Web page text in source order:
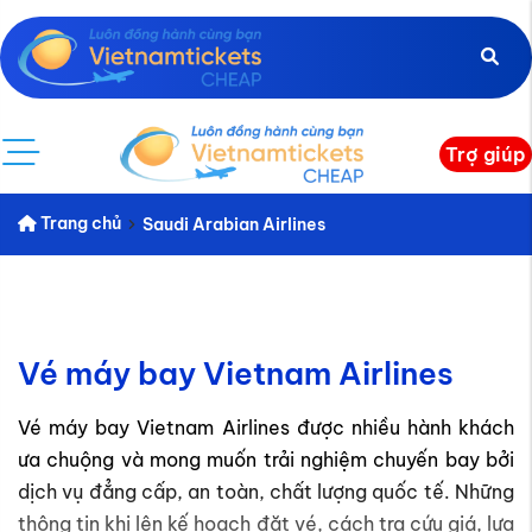
Trợ giúp
Trang chủ Saudi Arabian Airlines
Vé máy bay Vietnam Airlines
Vé máy bay Vietnam Airlines được nhiều hành khách
ưa chuộng và mong muốn trải nghiệm chuyến bay bởi
dịch vụ đẳng cấp, an toàn, chất lượng quốc tế. Những
thông tin khi lên kế hoạch đặt vé, cách tra cứu giá, lựa